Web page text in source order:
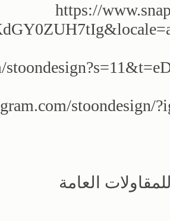
https://
stoondesign/
العامة